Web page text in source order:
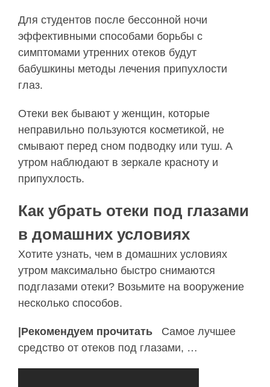
Для студентов после бессонной ночи
эффективными способами борьбы с
симптомами утренних отеков будут
бабушкины методы лечения припухлости
глаз.
Отеки век бывают у женщин, которые
неправильно пользуются косметикой, не
смывают перед сном подводку или туш. А
утром наблюдают в зеркале красноту и
припухлость.
Как убрать отеки под глазами
в домашних условиях
Хотите узнать, чем в домашних условиях
утром максимально быстро снимаются
подглазами отеки? Возьмите на вооружение
несколько способов.
|Рекомендуем прочитать Самое лучшее
средство от отеков под глазами, …